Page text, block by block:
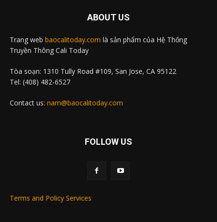
ABOUT US
Trang web baocalitoday.com là sản phẩm của Hệ Thống
Truyền Thông Cali Today
Tòa soạn: 1310 Tully Road #109, San Jose, CA 95122
Tel: (408) 482-6527
Contact us: nam@baocalitoday.com
FOLLOW US
Terms and Policy Services